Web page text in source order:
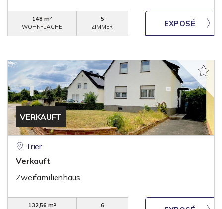
148 m²
WOHNFLÄCHE
5
ZIMMER
VERKAUFT
Trier
Verkauft
Zweifamilienhaus
132,56 m²
6